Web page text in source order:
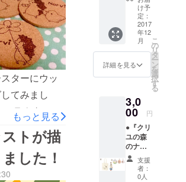
ターにウッ
てみまし
ラクター
なぁと思い
もっと見る
トが描
した！
合があ
りま
す。 ③
缶バッ
ジ3個
セット
※トップ
Sから、
それぞ
れお好
みのも
のを１
個づつ
お選び
頂けま
す。 ④
①手書
きお礼
状 ②
ファス
ナー
ポーチ
（W13×
H10×D
６cm）
コット
ン生地
※写真は
イメー
ジで絵
柄の大
きさや
位置は
多少異
け予
定：
2017
年12
月
詳細を見る
こ
の
リ
タ
ー
ン
を
選
択
す
る
3,0
00 円
●『クリ
ユの森
のナル
ビィ』
グッズ
【C】
支援
者：
0人